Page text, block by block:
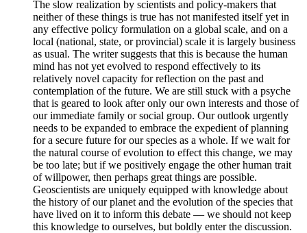
The slow realization by scientists and policy-makers that
neither of these things is true has not manifested itself yet in
any effective policy formulation on a global scale, and on a
local (national, state, or provincial) scale it is largely business
as usual. The writer suggests that this is because the human
mind has not yet evolved to respond effectively to its
relatively novel capacity for reflection on the past and
contemplation of the future. We are still stuck with a psyche
that is geared to look after only our own interests and those of
our immediate family or social group. Our outlook urgently
needs to be expanded to embrace the expedient of planning
for a secure future for our species as a whole. If we wait for
the natural course of evolution to effect this change, we may
be too late; but if we positively engage the other human trait
of willpower, then perhaps great things are possible.
Geoscientists are uniquely equipped with knowledge about
the history of our planet and the evolution of the species that
have lived on it to inform this debate — we should not keep
this knowledge to ourselves, but boldly enter the discussion.